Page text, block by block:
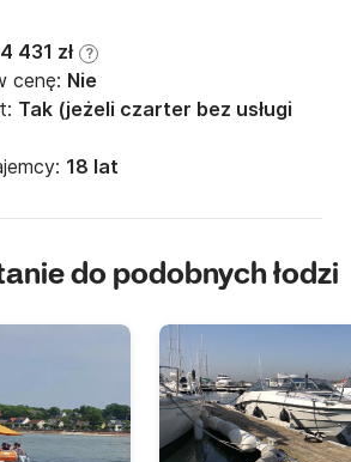
4 431 zł ?
cenę: Nie
Tak (jeżeli czarter bez usługi
18 lat
do podobnych łodzi